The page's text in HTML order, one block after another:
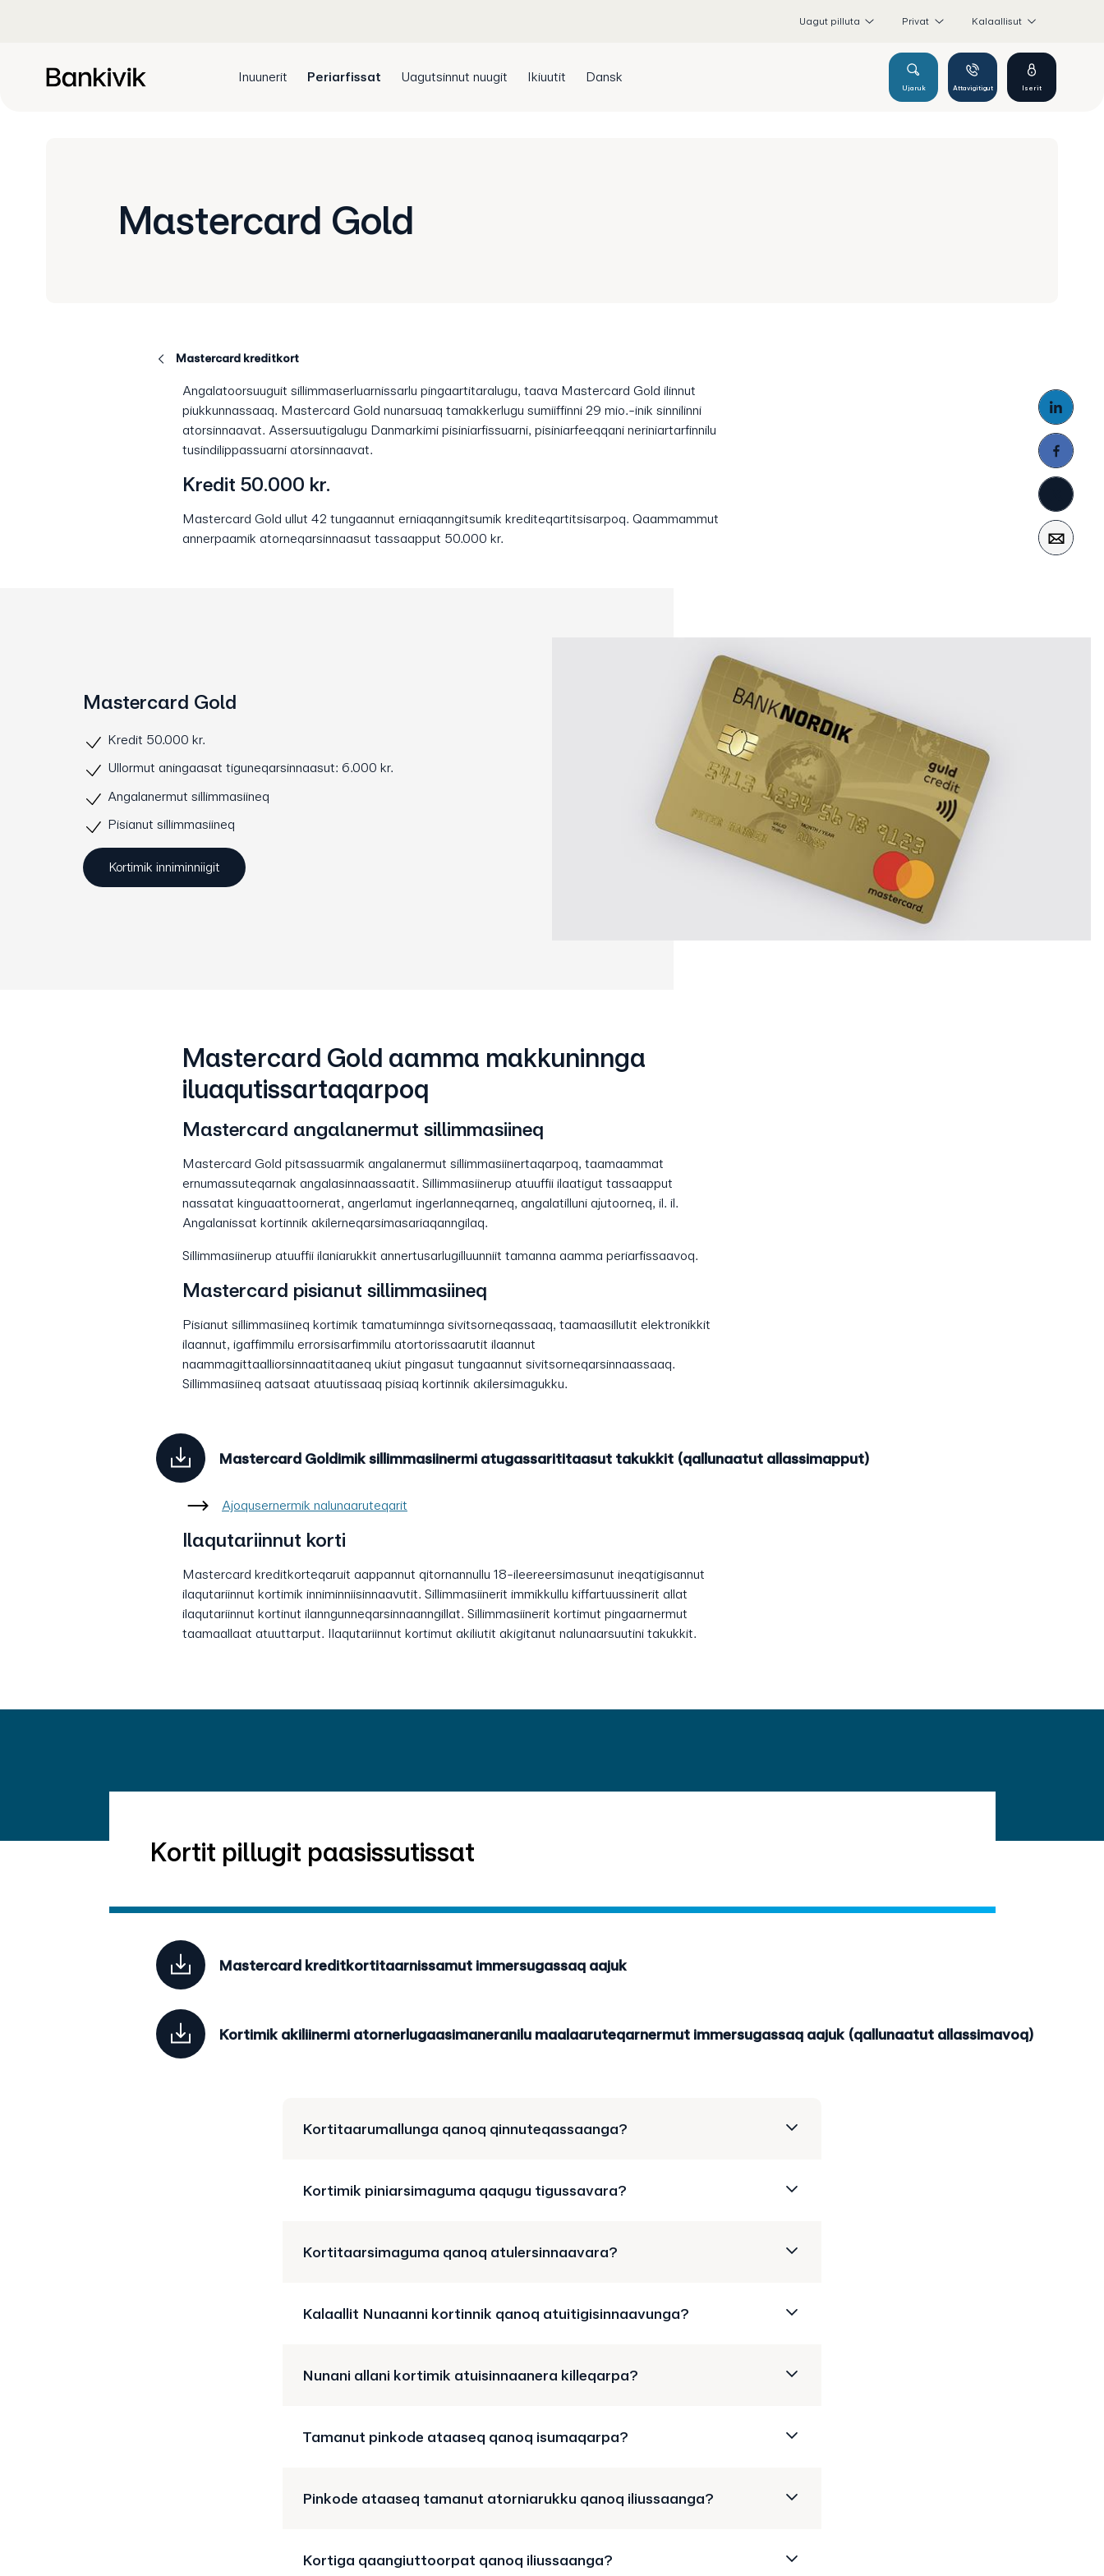
Uagut pilluta Privat Kalaallisut
Inuunerit Periarfissat Uagutsinnut nuugit Ikiuutit Dansk
Ujaruk Attavigitigut Iserit
Mastercard Gold
Mastercard kreditkort
Angalatoorsuuguit sillimmaserluarnissarlu pingaartitaralugu, taava Mastercard Gold ilinnut
piukkunnassaaq. Mastercard Gold nunarsuaq tamakkerlugu sumiiffinni 29 mio.-inik sinnilinni
atorsinnaavat. Assersuutigalugu Danmarkimi pisiniarfissuarni, pisiniarfeeqqani neriniartarfinnilu
tusindilippassuarni atorsinnaavat.
Kredit 50.000 kr.
Mastercard Gold ullut 42 tungaannut erniaqanngitsumik krediteqartitsisarpoq. Qaammammut
annerpaamik atorneqarsinnaasut tassaapput 50.000 kr.
Mastercard Gold
Kredit 50.000 kr.
Ullormut aningaasat tiguneqarsinnaasut: 6.000 kr.
Angalanermut sillimmasiineq
Pisianut sillimmasiineq
Kortimik inniminniigit
Mastercard Gold aamma makkuninnga
iluaqutissartaqarpoq
Mastercard angalanermut sillimmasiineq
Mastercard Gold pitsassuarmik angalanermut sillimmasiinertaqarpoq, taamaammat
ernumassuteqarnak angalasinnaassaatit. Sillimmasiinerup atuuffii ilaatigut tassaapput
nassatat kinguaattoornerat, angerlamut ingerlanneqarneq, angalatilluni ajutoorneq, il. il.
Angalanissat kortinnik akilerneqarsimasariaqanngilaq.
Sillimmasiinerup atuuffii ilaniarukkit annertusarlugilluunniit tamanna aamma periarfissaavoq.
Mastercard pisianut sillimmasiineq
Pisianut sillimmasiineq kortimik tamatuminnga sivitsorneqassaaq, taamaasillutit elektronikkit
ilaannut, igaffimmilu errorsisarfimmilu atortorissaarutit ilaannut
naammagittaalliorsinnaatitaaneq ukiut pingasut tungaannut sivitsorneqarsinnaassaaq.
Sillimmasiineq aatsaat atuutissaaq pisiaq kortinnik akilersimagukku.
Mastercard Goldimik sillimmasiinermi atugassarititaasut takukkit (qallunaatut allassimapput)
Ajoqusernermik nalunaaruteqarit
Ilaqutariinnut korti
Mastercard kreditkorteqaruit aappannut qitornannullu 18-ileereersimasunut ineqatigisannut
ilaqutariinnut kortimik inniminniisinnaavutit. Sillimmasiinerit immikkullu kiffartuussinerit allat
ilaqutariinnut kortinut ilanngunneqarsinnaanngillat. Sillimmasiinerit kortimut pingaarnermut
taamaallaat atuuttarput. Ilaqutariinnut kortimut akiliutit akigitanut nalunaarsuutini takukkit.
Kortit pillugit paasissutissat
Mastercard kreditkortitaarnissamut immersugassaq aajuk
Kortimik akiliinermi atornerlugaasimaneranilu maalaaruteqarnermut immersugassaq aajuk (qallunaatut allassimavoq)
Kortitaarumallunga qanoq qinnuteqassaanga?
Kortimik piniarsimaguma qaqugu tigussavara?
Kortitaarsimaguma qanoq atulersinnaavara?
Kalaallit Nunaanni kortinnik qanoq atuitigisinnaavunga?
Nunani allani kortimik atuisinnaanera killeqarpa?
Tamanut pinkode ataaseq qanoq isumaqarpa?
Pinkode ataaseq tamanut atorniarukku qanoq iliussaanga?
Kortiga qaangiuttoorpat qanoq iliussaanga?